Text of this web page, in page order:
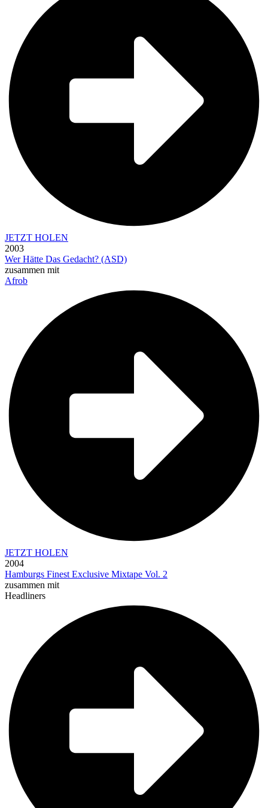
JETZT HOLEN
2003
Wer Hätte Das Gedacht? (ASD)
zusammen mit
Afrob
JETZT HOLEN
2004
Hamburgs Finest Exclusive Mixtape Vol. 2
zusammen mit
Headliners